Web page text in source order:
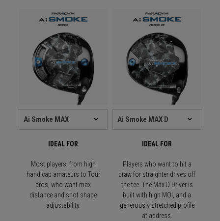
IDEAL FOR IDEAL FOR
Most players, from high
handicap amateurs to Tour
pros, who want max
distance and shot shape
adjustability.
Players who want to hit a
draw for straighter drives off
the tee. The Max D Driver is
built with high MOI, and a
generously stretched profile
at address.